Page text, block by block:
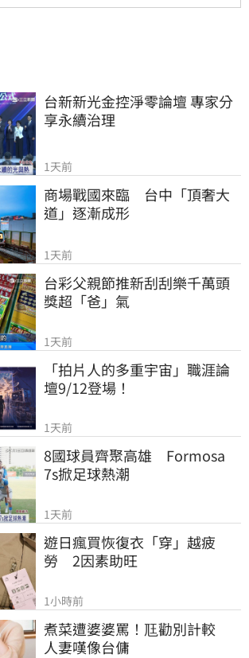
台新新光金控淨零論壇 專家分
享永續治理
1天前
商場戰國來臨　台中「頂奢大
道」逐漸成形
1天前
台彩父親節推新刮刮樂千萬頭
獎超「爸」氣
1天前
「拍片人的多重宇宙」職涯論
壇9/12登場！
1天前
8國球員齊聚高雄　Formosa
7s掀足球熱潮
1天前
遊日瘋買恢復衣「穿」越疲
勞　2因素助旺
1小時前
煮菜遭婆婆罵！尫勸別計較
人妻嘆像台傭